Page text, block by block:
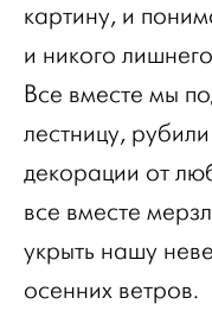
картину, и
и никого
Все вместе мы
лестницу,
декорации от
все вместе
укрыть нашу
осенних ветров.